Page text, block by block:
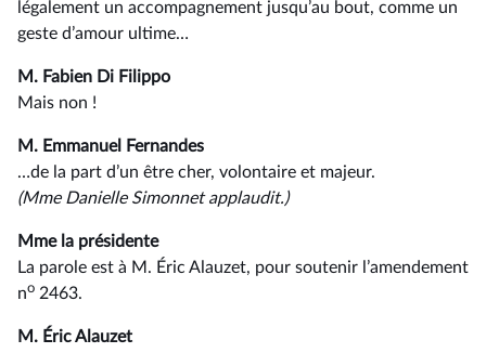
légalement un accompagnement jusqu’au bout, comme un
geste d’amour ultime…
M. Fabien Di Filippo
Mais non !
M. Emmanuel Fernandes
…de la part d’un être cher, volontaire et majeur.
(Mme Danielle Simonnet applaudit.)
Mme la présidente
La parole est à M. Éric Alauzet, pour soutenir l’amendement
no 2463.
M. Éric Alauzet